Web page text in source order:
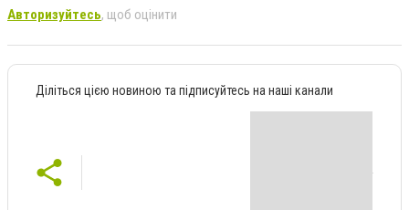
Авторизуйтесь, щоб оцінити
Діліться цією новиною та підписуйтесь на наші канали